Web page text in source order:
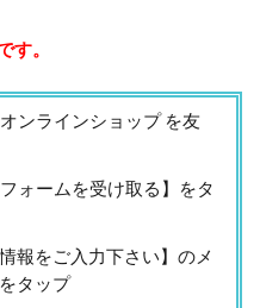
す。
ンラインショップ を友
ォームを受け取る】をタ
報をご入力下さい】のメ
タップ